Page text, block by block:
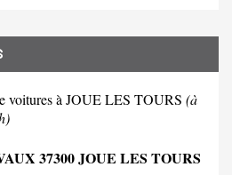
voitures à JOUE LES TOURS (à
37300 JOUE LES TOURS